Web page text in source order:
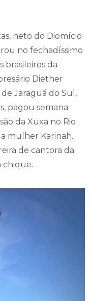
neto do Diomício
no fechadíssimo
brasileiros da
Diether
Jaraguá do Sul,
pagou semana
da Xuxa no Rio
mulher Karinah.
de cantora da
chique.